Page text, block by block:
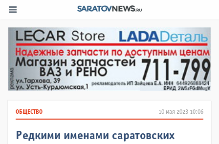
10 мая 2023 10:06
ОБЩЕСТВО
Редкими именами саратовских